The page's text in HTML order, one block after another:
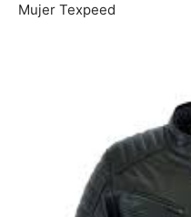
Mujer Texpeed